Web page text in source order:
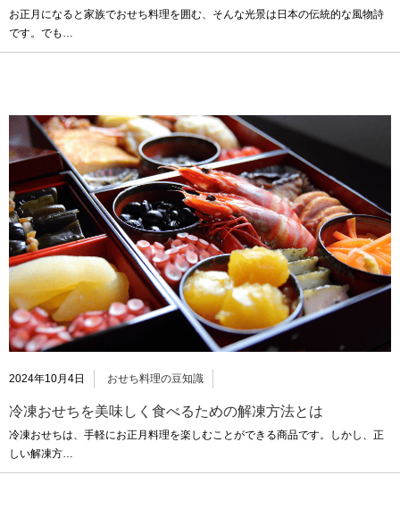
お正月になると家族でおせち料理を囲む、そんな光景は日本の伝統的な風物詩
です。でも…
2024年10月4日 おせち料理の豆知識
冷凍おせちを美味しく食べるための解凍方法とは
冷凍おせちは、手軽にお正月料理を楽しむことができる商品です。しかし、正
しい解凍方…